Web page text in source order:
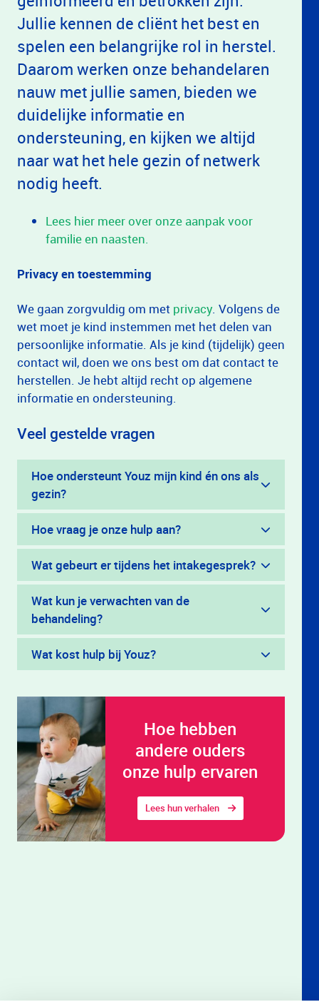
Jullie kennen de cliënt het best en
spelen een belangrijke rol in herstel.
Daarom werken onze behandelaren
nauw met jullie samen, bieden we
duidelijke informatie en
ondersteuning, en kijken we altijd
naar wat het hele gezin of netwerk
nodig heeft.
Lees hier meer over onze aanpak voor
familie en naasten.
Privacy en toestemming
We gaan zorgvuldig om met privacy. Volgens de
wet moet je kind instemmen met het delen van
persoonlijke informatie. Als je kind (tijdelijk) geen
contact wil, doen we ons best om dat contact te
herstellen. Je hebt altijd recht op algemene
informatie en ondersteuning.
Veel gestelde vragen
Hoe ondersteunt Youz mijn kind én ons als
gezin?
Hoe vraag je onze hulp aan?
Wat gebeurt er tijdens het intakegesprek?
Wat kun je verwachten van de
behandeling?
Wat kost hulp bij Youz?
Hoe hebben
andere ouders
onze hulp ervaren
Lees hun verhalen